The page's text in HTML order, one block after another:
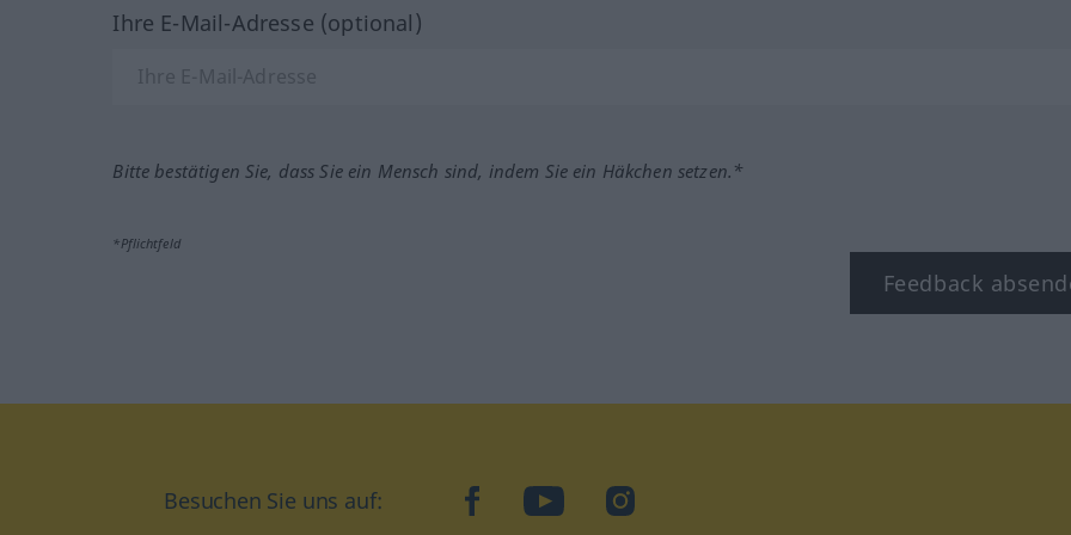
Ihre E-Mail-Adresse (optional)
Bitte bestätigen Sie, dass Sie ein Mensch sind, indem Sie ein Häkchen setzen.*
*Pflichtfeld
Feedback
Besuchen Sie uns auf: facebookYouTubeInstagram